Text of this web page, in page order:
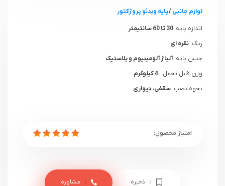
لوازم جانبی/پایه ویدئو پروژکتور
اندازه پایه:
رنگ: نقره ای
جنس پایه:آلیاژ آلومینیوم و پلاستیک
وزن قابل تحمل : 4 کیلوگرم
نحوه نصب: سقفی، دیواری
ذخیره مشاوره